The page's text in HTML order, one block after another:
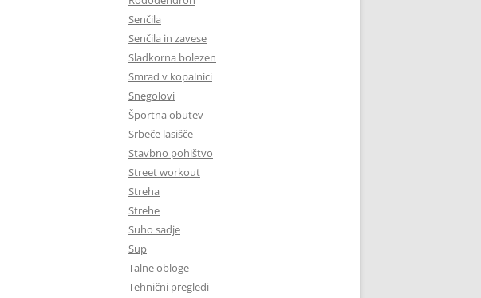
Senčila
Senčila in zavese
Sladkorna bolezen
Smrad v kopalnici
Snegolovi
Športna obutev
Srbeče lasišče
Stavbno pohištvo
Street workout
Streha
Strehe
Suho sadje
Sup
Talne obloge
Tehnični pregledi